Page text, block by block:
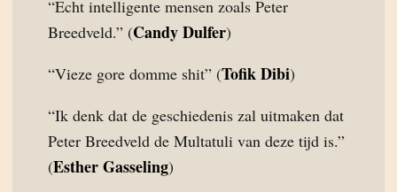
“Echt intelligente mensen zoals Peter
Breedveld.” (Candy Dulfer)
“Vieze gore domme shit” (Tofik Dibi)
“Ik denk dat de geschiedenis zal uitmaken dat
Peter Breedveld de Multatuli van deze tijd is.”
(Esther Gasseling)